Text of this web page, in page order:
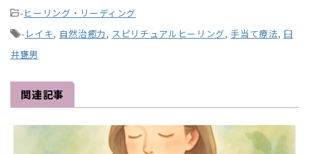
-ヒーリング・リーディング
- レイキ, 自然治癒力, スピリチュアルヒーリング,手当て療法, 臼
井甕男
関連記事